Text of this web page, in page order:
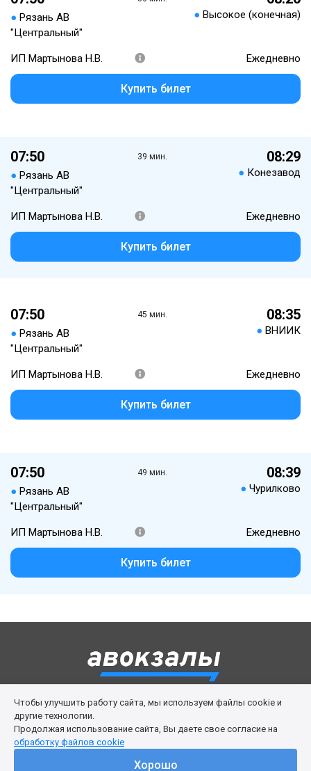
● Рязань АВ
"Центральный"
● Высокое (конечная)
ИП Мартынова Н.В. Ежедневно
Купить билет
07:50
● Рязань АВ
"Центральный"
39 мин. 08:29
● Конезавод
ИП Мартынова Н.В. Ежедневно
Купить билет
07:50
● Рязань АВ
"Центральный"
45 мин. 08:35
● ВНИИК
ИП Мартынова Н.В. Ежедневно
Купить билет
07:50
● Рязань АВ
"Центральный"
49 мин. 08:39
● Чурилково
ИП Мартынова Н.В. Ежедневно
Купить билет
Правила сервиса Политика cookies
Личный кабинет Возврат билета Поддержка
© 2016-2026 ООО «Изи Вей»
Чтобы улучшить работу сайта, мы используем файлы cookie и
другие технологии.
Продолжая использование сайта, Вы даете свое согласие на
обработку файлов cookie
Хорошо